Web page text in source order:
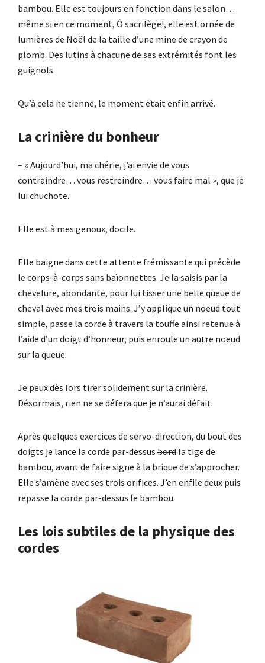
bambou. Elle est toujours en fonction dans le salon…
même si en ce moment, Ô sacrilège!, elle est ornée de
lumières de Noël de la taille d’une mine de crayon de
plomb. Des lutins à chacune de ses extrémités font les
guignols.
Qu’à cela ne tienne, le moment était enfin arrivé.
La crinière du bonheur
– « Aujourd’hui, ma chérie, j’ai envie de vous
contraindre… vous restreindre… vous faire mal », que je
lui chuchote.
Elle est à mes genoux, docile.
Elle baigne dans cette attente frémissante qui précède
le corps-à-corps sans baïonnettes. Je la saisis par la
chevelure, abondante, pour lui tisser une belle queue de
cheval avec mes trois mains. J’y applique un noeud tout
simple, passe la corde à travers la touffe ainsi retenue à
l’aide d’un doigt d’honneur, puis enroule un autre noeud
sur la queue.
Je peux dès lors tirer solidement sur la crinière.
Désormais, rien ne se défera que je n’aurai défait.
Après quelques exercices de servo-direction, du bout des
doigts je lance la corde par-dessus bord la tige de
bambou, avant de faire signe à la brique de s’approcher.
Elle s’amène avec ses trois orifices. J’en enfile deux puis
repasse la corde par-dessus le bambou.
Les lois subtiles de la physique des
cordes